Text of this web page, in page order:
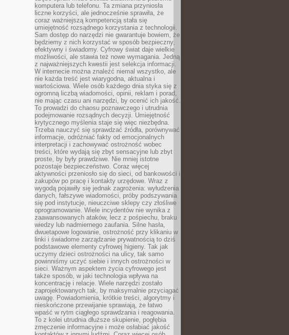
komputera lub telefonu. Ta zmiana przyniosła
liczne korzyści, ale jednocześnie sprawiła, że
coraz ważniejszą kompetencją stała się
umiejętność rozsądnego korzystania z technologii.
Sam dostęp do narzędzi nie gwarantuje bowiem, że
będziemy z nich korzystać w sposób bezpieczny,
efektywny i świadomy. Cyfrowy świat daje wielkie
możliwości, ale stawia też nowe wymagania. Jedną
z najważniejszych kwestii jest selekcja informacji.
W internecie można znaleźć niemal wszystko, ale
nie każda treść jest wiarygodna, aktualna i
wartościowa. Wiele osób każdego dnia styka się z
ogromną liczbą wiadomości, opinii, reklam i porad,
nie mając czasu ani narzędzi, by ocenić ich jakość.
To prowadzi do chaosu poznawczego i utrudnia
podejmowanie rozsądnych decyzji. Umiejętność
krytycznego myślenia staje się więc niezbędna.
Trzeba nauczyć się sprawdzać źródła, porównywać
informacje, odróżniać fakty od emocjonalnych
interpretacji i zachowywać ostrożność wobec
treści, które wydają się zbyt sensacyjne lub zbyt
proste, by były prawdziwe. Nie mniej istotne
pozostaje bezpieczeństwo. Coraz więcej
aktywności przeniosło się do sieci, od bankowości i
zakupów po pracę i kontakty urzędowe. Wraz z
wygodą pojawiły się jednak zagrożenia: wyłudzenia
danych, fałszywe wiadomości, próby podszywania
się pod instytucje, nieuczciwe sklepy czy złośliwe
oprogramowanie. Wiele incydentów nie wynika z
zaawansowanych ataków, lecz z pośpiechu, braku
wiedzy lub nadmiernego zaufania. Silne hasła,
dwuetapowe logowanie, ostrożność przy klikaniu w
linki i świadome zarządzanie prywatnością to dziś
podstawowe elementy cyfrowej higieny. Tak jak
uczymy dzieci ostrożności na ulicy, tak samo
powinniśmy uczyć siebie i innych ostrożności w
sieci. Ważnym aspektem życia cyfrowego jest
także sposób, w jaki technologia wpływa na
koncentrację i relacje. Wiele narzędzi zostało
zaprojektowanych tak, by maksymalnie przyciągać
uwagę. Powiadomienia, krótkie treści, algorytmy i
nieskończone przewijanie sprawiają, że łatwo
wpaść w rytm ciągłego sprawdzania i reagowania.
To z kolei utrudnia dłuższe skupienie, pogłębia
zmęczenie informacyjne i może osłabiać jakość